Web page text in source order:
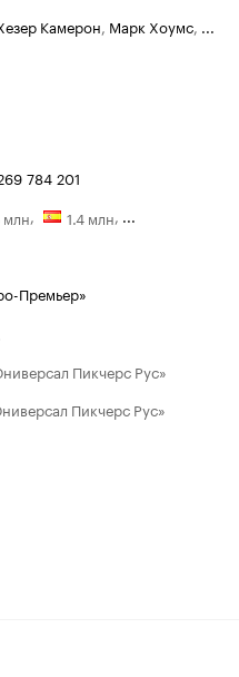
Камерон, Марк Хоумс, ...
784 201
млн, 1.4 млн, ...
Премьер»
Пикчерс Рус»
Пикчерс Рус»